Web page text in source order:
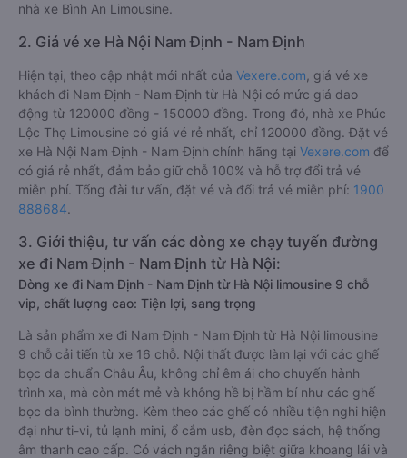
nhà xe Bình An Limousine.
2. Giá vé xe Hà Nội Nam Định - Nam Định
Hiện tại, theo cập nhật mới nhất của Vexere.com , giá vé xe
khách đi Nam Định - Nam Định từ Hà Nội có mức giá dao
động từ 120000 đồng - 150000 đồng. Trong đó, nhà xe Phúc
Lộc Thọ Limousine có giá vé rẻ nhất, chỉ 120000 đồng. Đặt vé
xe Hà Nội Nam Định - Nam Định chính hãng tại Vexere.com để
có giá rẻ nhất, đảm bảo giữ chỗ 100% và hỗ trợ đổi trả vé
miễn phí. Tổng đài tư vấn, đặt vé và đổi trả vé miễn phí: 1900
888684.
3. Giới thiệu, tư vấn các dòng xe chạy tuyến đường
xe đi Nam Định - Nam Định từ Hà Nội:
Dòng xe đi Nam Định - Nam Định từ Hà Nội limousine 9 chỗ
vip, chất lượng cao: Tiện lợi, sang trọng
Là sản phẩm xe đi Nam Định - Nam Định từ Hà Nội limousine
9 chỗ cải tiến từ xe 16 chỗ. Nội thất được làm lại với các ghế
bọc da chuẩn Châu Âu, không chỉ êm ái cho chuyến hành
trình xa, mà còn mát mẻ và không hề bị hầm bí như các ghế
bọc da bình thường. Kèm theo các ghế có nhiều tiện nghi hiện
đại như ti-vi, tủ lạnh mini, ổ cắm usb, đèn đọc sách, hệ thống
âm thanh cao cấp. Có vách ngăn riêng biệt giữa khoang lái và